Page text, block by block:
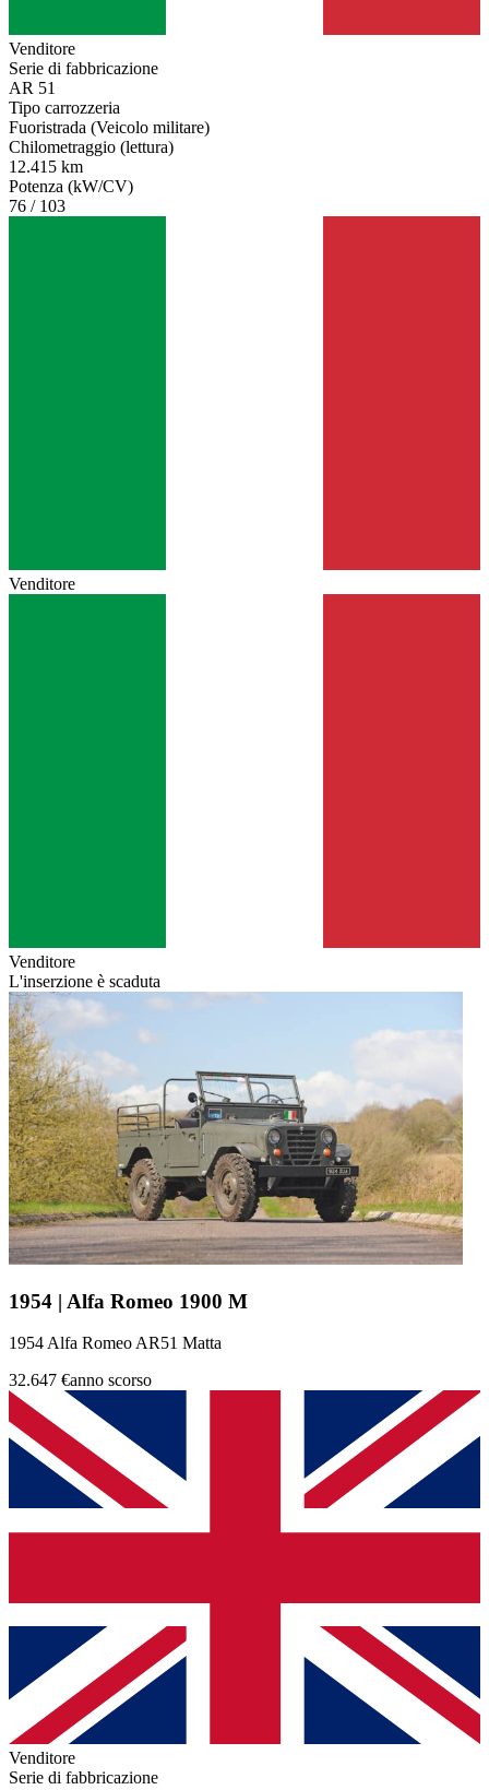
Venditore
Serie di fabbricazione
AR 51
Tipo carrozzeria
Fuoristrada (Veicolo militare)
Chilometraggio (lettura)
12.415 km
Potenza (kW/CV)
76 / 103
Venditore
Venditore
L'inserzione è scaduta
1954 | Alfa Romeo 1900 M
1954 Alfa Romeo AR51 Matta
32.647 €anno scorso
Venditore
Serie di fabbricazione